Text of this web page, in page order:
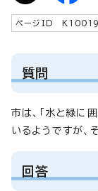
ページID K
質問
市は、「水と緑に
いるようですが、
回答